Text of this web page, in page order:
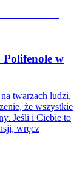
w
twarzach ludzi,
że wszystkie
Jeśli i Ciebie to
wręcz